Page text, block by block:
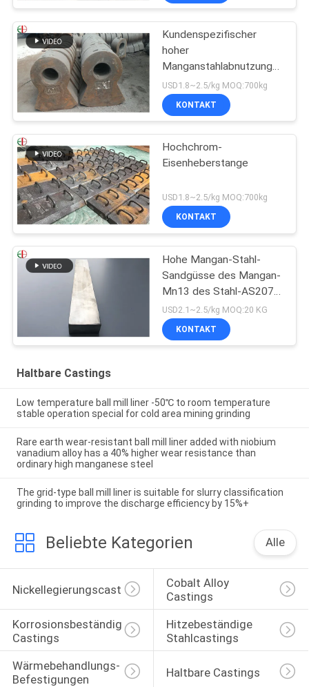
Kundenspezifischer
hoher
Manganstahlabnutzungs-
Hammer, hoher Chrom-
Legierungs-Form-Stahl-
Hammer EB19047
USD1.8~2.5/kg MOQ:700kg
KONTAKT
Hochchrom-
Eisenheberstange
USD1.8~2.5/kg MOQ:700kg
KONTAKT
Hohe Mangan-Stahl-
Sandgüsse des Mangan-
Mn13 des Stahl-AS2074
H1A hohe
USD2.1~2.5/kg MOQ:20 KG
KONTAKT
Haltbare Castings
Low temperature ball mill liner -50℃ to room temperature
stable operation special for cold area mining grinding
Rare earth wear-resistant ball mill liner added with niobium
vanadium alloy has a 40% higher wear resistance than
ordinary high manganese steel
The grid-type ball mill liner is suitable for slurry classification
grinding to improve the discharge efficiency by 15%+
Beliebte Kategorien Alle
Nickellegierungscasting
Cobalt Alloy
Castings
Korrosionsbeständige
Castings
Hitzebeständige
Stahlcastings
Wärmebehandlungs-
Befestigungen
Haltbare Castings